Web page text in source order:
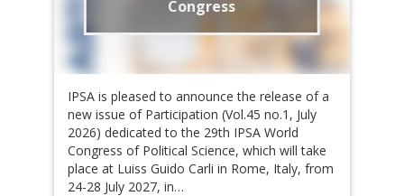
Congress
IPSA is pleased to announce the release of a
new issue of Participation (Vol.45 no.1, July
2026) dedicated to the 29th IPSA World
Congress of Political Science, which will take
place at Luiss Guido Carli in Rome, Italy, from
24-28 July 2027, in…